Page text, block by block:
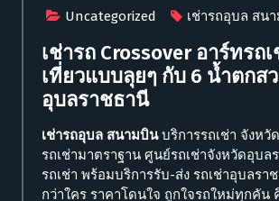
Uncategorized เช่ารถอุบล สน
เช่ารถ Crossover อาร์ทรถ
เที่ยวแบบลุยๆ กับ 6 น้ำตกส
อุบลราชธานี
เช่ารถอุบล สนามบิน บริการรถเช่า จังห
รถเช่ามาตราฐาน ศูนย์รถเช่าจังหวัดอุบล
รถเช่า พร้อมบริการรับ-ส่ง รถเช่าอุบลรา
กว่าใคร ราคาโดนใจ ถูกใจรถใหม่ทุกคัน